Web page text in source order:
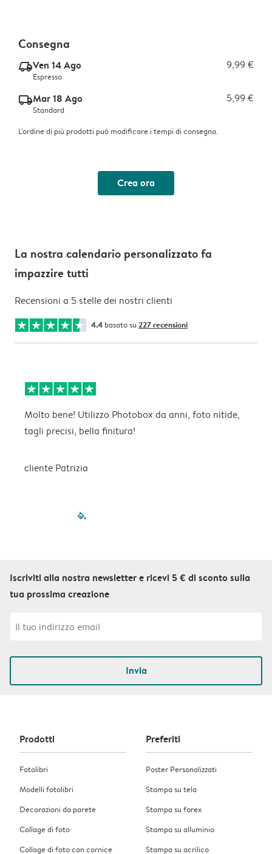
Consegna
delivery_express_v2Ven 14 Ago 9,99 €
Espresso
delivery_standard_v2Mar 18 Ago 5,99 €
Standard
L'ordine di più prodotti può modificare i tempi di consegna.
Crea ora
La nostra calendario personalizzato fa
impazzire tutti
Recensioni a 5 stelle dei nostri clienti
4.4 basato su 227 recensioni
Molto bene! Utilizzo Photobox da anni, foto nitide,
tagli precisi, bella finitura!
cliente Patrizia
filled-pagination
Iscriviti alla nostra newsletter e ricevi 5 € di sconto sulla
tua prossima creazione
Invia
Prodotti
Fotolibri
Modelli fotolibri
Decorazioni da parete
Collage di foto
Collage di foto con cornice
Preferiti
Poster Personalizzati
Stampa su tela
Stampa su forex
Stampa su alluminio
Stampa su acrilico